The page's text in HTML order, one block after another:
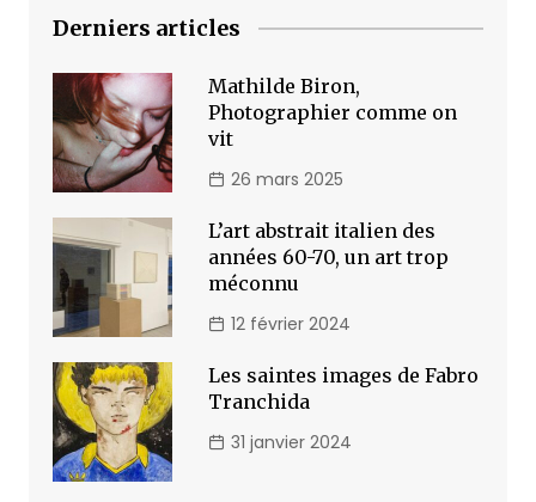
Derniers articles
Mathilde Biron,
Photographier comme on
vit
26 mars 2025
L’art abstrait italien des
années 60-70, un art trop
méconnu
12 février 2024
Les saintes images de Fabro
Tranchida
31 janvier 2024